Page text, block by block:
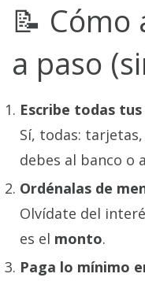
📝 Cómo
a paso
Escribe todas
Sí, todas:
debes al banco o
Ordénalas de
Olvídate del
es el monto.
Paga lo mínimo